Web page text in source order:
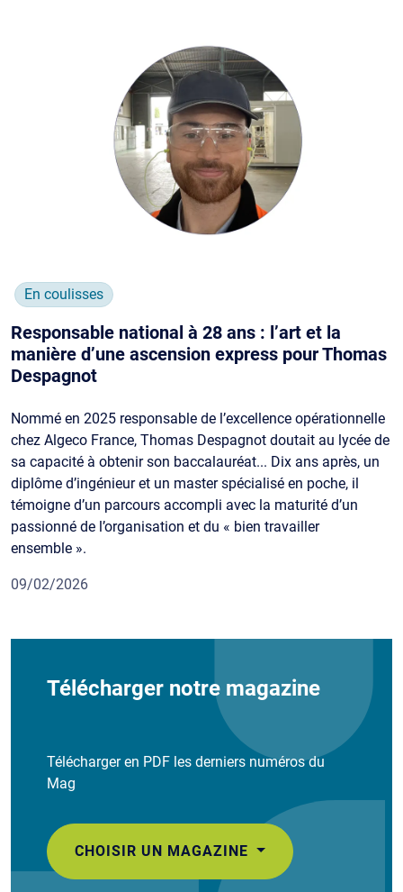
En coulisses
Responsable national à 28 ans : l’art et la
manière d’une ascension express pour Thomas
Despagnot
Nommé en 2025 responsable de l’excellence opérationnelle
chez Algeco France, Thomas Despagnot doutait au lycée de
sa capacité à obtenir son baccalauréat... Dix ans après, un
diplôme d’ingénieur et un master spécialisé en poche, il
témoigne d’un parcours accompli avec la maturité d’un
passionné de l’organisation et du « bien travailler
ensemble ».
09/02/2026
Télécharger notre magazine
Télécharger en PDF les derniers numéros du
Mag
CHOISIR UN MAGAZINE